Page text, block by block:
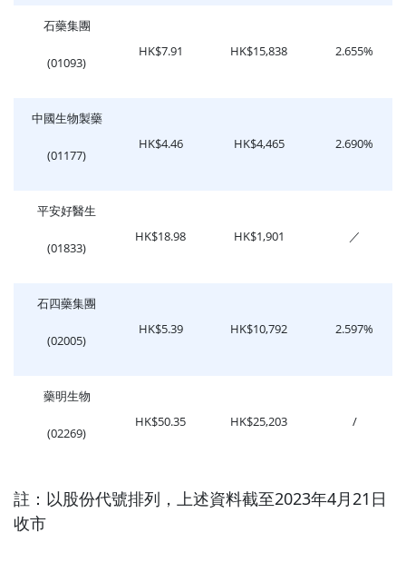
石藥集團
(01093)
HK$7.91 HK$15,838 2.655%
中國生物製藥
(01177)
HK$4.46 HK$4,465 2.690%
平安好醫生
(01833)
HK$18.98 HK$1,901 ／
石四藥集團
(02005)
HK$5.39 HK$10,792 2.597%
藥明生物
(02269)
HK$50.35 HK$25,203 /
註：以股份代號排列，上述資料截至2023年4月21日
收市